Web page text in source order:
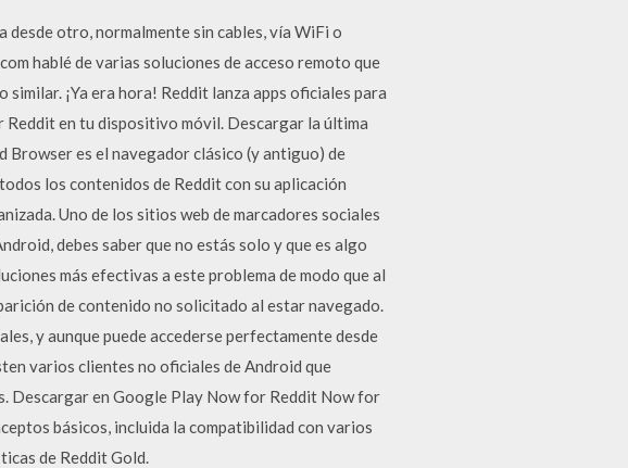
otro, normalmente sin cables, vía WiFi o
hablé de varias soluciones de acceso remoto que
¡Ya era hora! Reddit lanza apps oficiales para
Reddit en tu dispositivo móvil. Descargar la última
Browser es el navegador clásico (y antiguo) de
los contenidos de Reddit con su aplicación
Uno de los sitios web de marcadores sociales
debes saber que no estás solo y que es algo
más efectivas a este problema de modo que al
de contenido no solicitado al estar navegado.
y aunque puede accederse perfectamente desde
varios clientes no oficiales de Android que
Descargar en Google Play Now for Reddit Now for
básicos, incluida la compatibilidad con varios
de Reddit Gold.